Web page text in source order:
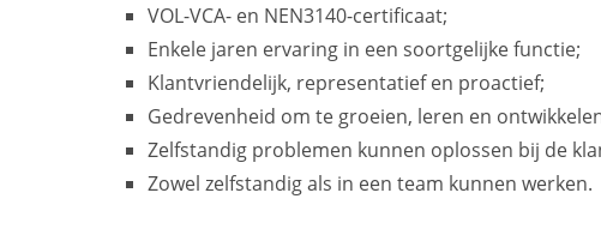
VOL-VCA- en NEN3140-certificaat;
Enkele jaren ervaring in een soortgelijke functie;
Klantvriendelijk, representatief en proactief;
Gedrevenheid om te groeien, leren en
Zelfstandig problemen kunnen oplossen bij de
Zowel zelfstandig als in een team kunnen werken.